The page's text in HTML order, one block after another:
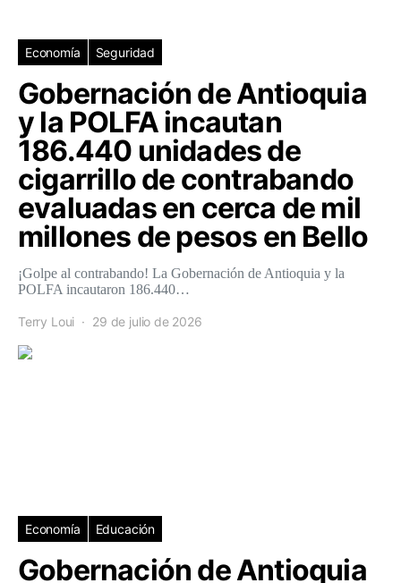
Economía Seguridad
Gobernación de Antioquia
y la POLFA incautan
186.440 unidades de
cigarrillo de contrabando
evaluadas en cerca de mil
millones de pesos en Bello
¡Golpe al contrabando! La Gobernación de Antioquia y la
POLFA incautaron 186.440…
Terry Loui 29 de julio de 2026
Economía Educación
Gobernación de Antioquia